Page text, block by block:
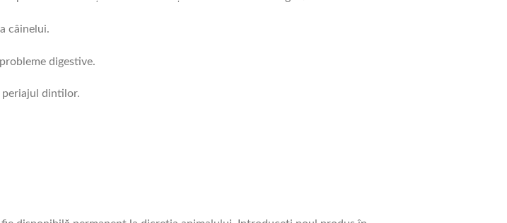
câinelui.
digestive.
periajul dintilor.